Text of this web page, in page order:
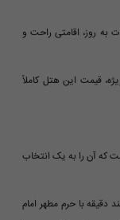
به روز، اقامتی راحت و
قیمت این هتل کاملاً
که آن را به یک انتخاب
دقیقه با حرم مطهر امام